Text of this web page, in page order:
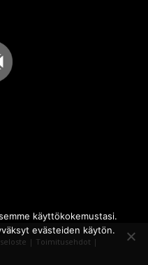
| Toimitusehdot |
käyttökokemustasi.
evästeiden käytön.